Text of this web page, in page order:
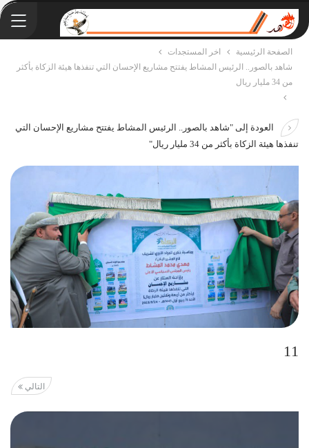
الصفحة الرئيسية
اخر المستجدات
شاهد بالصور.. الرئيس المشاط يفتتح مشاريع الإحسان التي تنفذها هيئة الزكاة بأكثر
من 34 مليار ريال
العودة إلى "شاهد بالصور.. الرئيس المشاط يفتتح مشاريع الإحسان التي
تنفذها هيئة الزكاة بأكثر من 34 مليار ريال"
11
التالي